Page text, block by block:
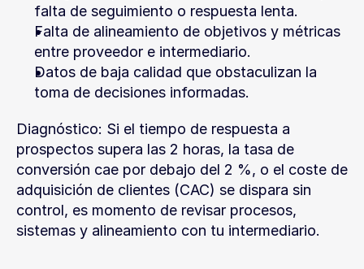
falta de seguimiento o respuesta lenta.
Falta de alineamiento de objetivos y métricas
entre proveedor e intermediario.
Datos de baja calidad que obstaculizan la
toma de decisiones informadas.
Diagnóstico: Si el tiempo de respuesta a
prospectos supera las 2 horas, la tasa de
conversión cae por debajo del 2 %, o el coste de
adquisición de clientes (CAC) se dispara sin
control, es momento de revisar procesos,
sistemas y alineamiento con tu intermediario.